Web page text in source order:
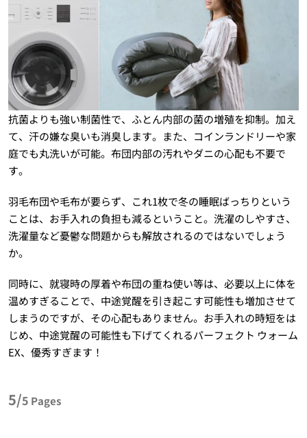
抗菌よりも強い制菌性で、ふとん内部の菌の増殖を抑制。加え
て、汗の嫌な臭いも消臭します。また、コインランドリーや家
庭でも丸洗いが可能。布団内部の汚れやダニの心配も不要で
す。
羽毛布団や毛布が要らず、これ1枚で冬の睡眠ばっちりという
ことは、お手入れの負担も減るということ。洗濯のしやすさ、
洗濯量など憂鬱な問題からも解放されるのではないでしょう
か。
同時に、就寝時の厚着や布団の重ね使い等は、必要以上に体を
温めすぎることで、中途覚醒を引き起こす可能性も増加させて
しまうのですが、その心配もありません。お手入れの時短をは
じめ、中途覚醒の可能性も下げてくれるパーフェクト ウォーム
EX、優秀すぎます！
5/5 Pages